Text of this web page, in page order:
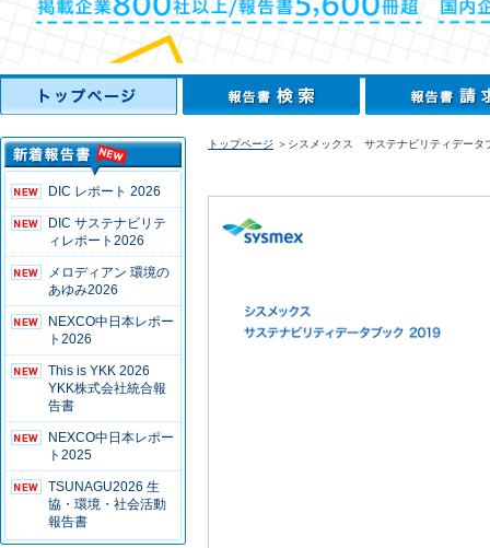
DIC レポート 2026
DIC サステナビリテ
ィレポート2026
メロディアン 環境の
あゆみ2026
NEXCO中日本レポー
ト2026
This is YKK 2026
YKK株式会社統合報
告書
NEXCO中日本レポー
ト2025
TSUNAGU2026 生
協・環境・社会活動
報告書
トップページ ＞シスメックス サステナビリティデータ